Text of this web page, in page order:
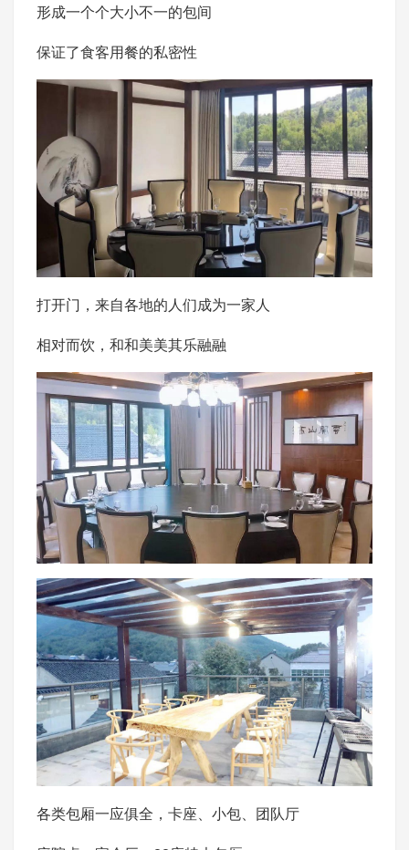
形成一个个大小不一的包间
保证了食客用餐的私密性
打开门，来自各地的人们成为一家人
相对而饮，和和美美其乐融融
各类包厢一应俱全，卡座、小包、团队厅